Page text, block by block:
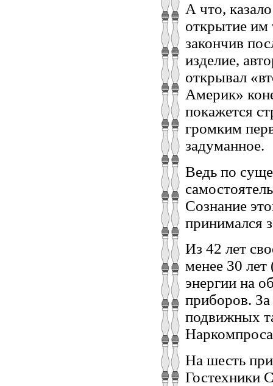
А что,
открытие им
закончив
изделие,
открывал
Америк»
покажется
громким
задуманное.
Ведь по
Сознание
принимался
Из 42 лет
менее 30
энергии на
приборов.
подвижных
На шесть
Гостехники